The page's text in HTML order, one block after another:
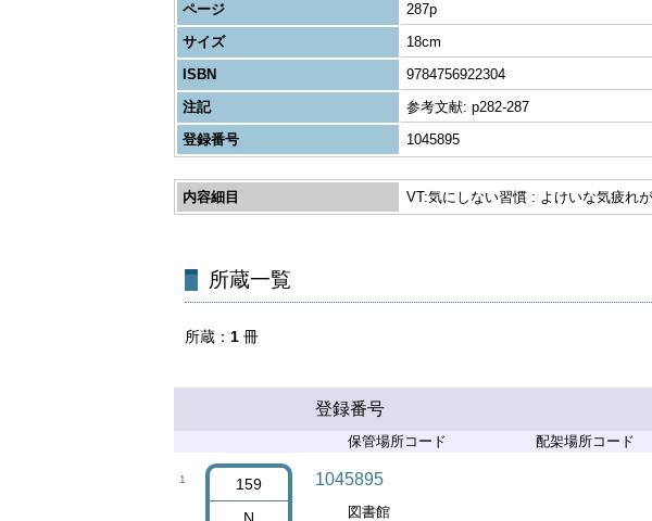
ページ
287p
サイズ
18cm
ISBN
9784756922304
注記
参考文献: p282-287
登録番号
1045895
内容細目 VT:気にしない習慣 : よけいな気疲れ
所蔵一覧
所蔵 1 冊
登録番号
保管場所コード 配架場所コード
1
159
1045895
図書館